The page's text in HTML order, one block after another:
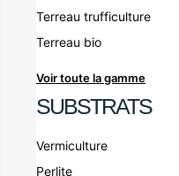
Terreau trufficulture
Terreau bio
Voir toute la gamme
SUBSTRATS
Vermiculture
Perlite